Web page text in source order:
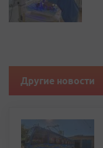
Другие новости